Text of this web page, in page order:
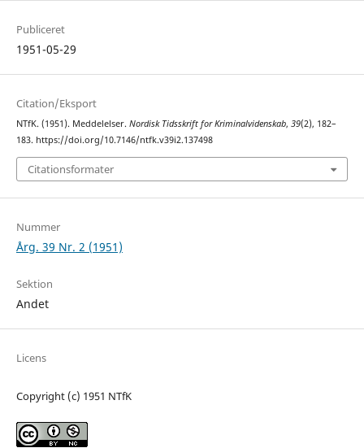
Publiceret
1951-05-29
Citation/Eksport
NTfK. (1951). Meddelelser. Nordisk Tidsskrift for Kriminalvidenskab, 39(2), 182–
183. https://doi.org/10.7146/ntfk.v39i2.137498
Citationsformater
Nummer
Årg. 39 Nr. 2 (1951)
Sektion
Andet
Licens
Copyright (c) 1951 NTfK